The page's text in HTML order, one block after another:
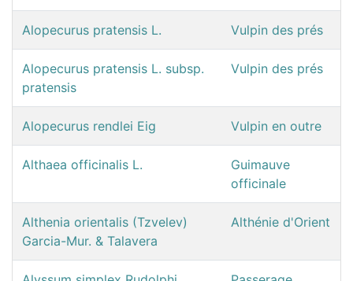
Alopecurus pratensis L. Vulpin des prés
Alopecurus pratensis L. subsp.
pratensis
Vulpin des prés
Alopecurus rendlei Eig Vulpin en outre
Althaea officinalis L.
Guimauve
officinale
Althenia orientalis (Tzvelev)
Garcia-Mur. & Talavera
Althénie d'Orient